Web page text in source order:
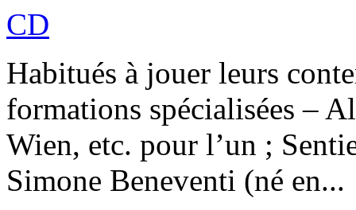
CD
Habitués à jouer leurs
formations spécialisées –
Wien, etc. pour l’un ;
Simone Beneventi (né en...